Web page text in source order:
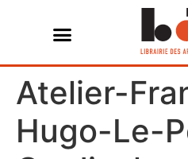
Atelier-
Hugo-Le-